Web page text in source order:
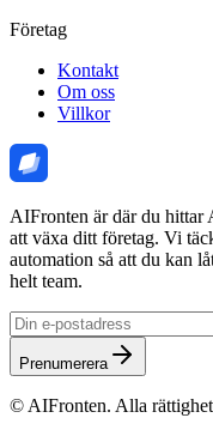
Företag
Kontakt
Om oss
Villkor
AIFronten är där du hittar
att växa ditt företag. Vi
automation så att du kan
helt team.
Prenumerera
© AIFronten. Alla